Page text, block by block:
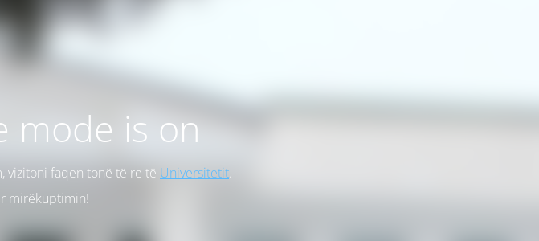
mode is on
vizitoni faqen tonë të re të Universitetit.
mirëkuptimin!